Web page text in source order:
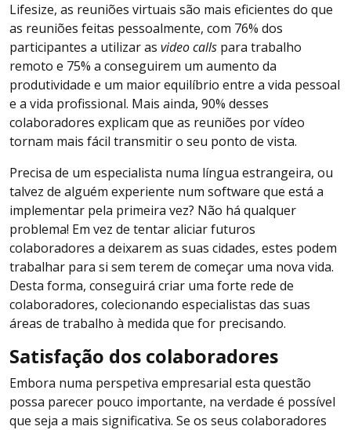
Lifesize, as reuniões virtuais são mais eficientes do que
as reuniões feitas pessoalmente, com 76% dos
participantes a utilizar as video calls para trabalho
remoto e 75% a conseguirem um aumento da
produtividade e um maior equilíbrio entre a vida pessoal
e a vida profissional. Mais ainda, 90% desses
colaboradores explicam que as reuniões por vídeo
tornam mais fácil transmitir o seu ponto de vista.
Precisa de um especialista numa língua estrangeira, ou
talvez de alguém experiente num software que está a
implementar pela primeira vez? Não há qualquer
problema! Em vez de tentar aliciar futuros
colaboradores a deixarem as suas cidades, estes podem
trabalhar para si sem terem de começar uma nova vida.
Desta forma, conseguirá criar uma forte rede de
colaboradores, colecionando especialistas das suas
áreas de trabalho à medida que for precisando.
Satisfação dos colaboradores
Embora numa perspetiva empresarial esta questão
possa parecer pouco importante, na verdade é possível
que seja a mais significativa. Se os seus colaboradores